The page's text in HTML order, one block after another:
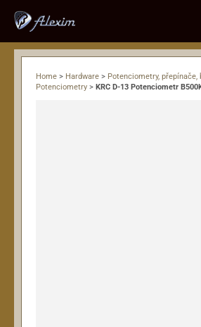
Home > Hardware > Potenciometry, přepínače,
Potenciometry > KRC D-13 Potenciometr